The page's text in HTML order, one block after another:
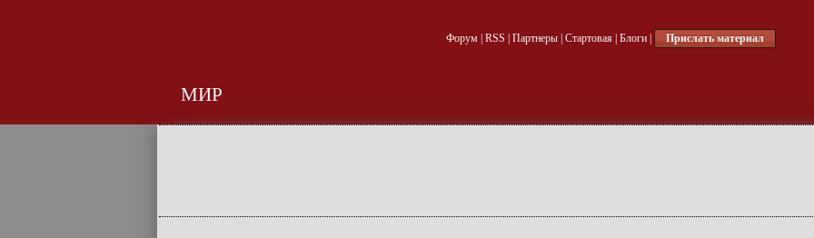
Форум| RSS Партнеры| Стартовая| Блоги| Прислать материал
МИР